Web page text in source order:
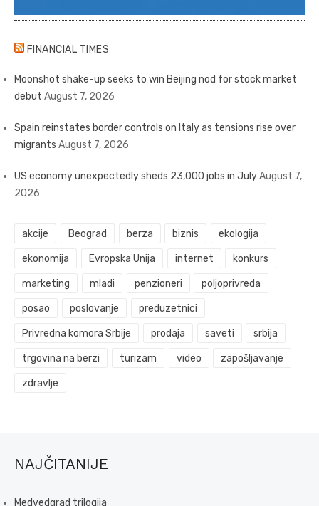
FINANCIAL TIMES
Moonshot shake-up seeks to win Beijing nod for stock market
debut August 7, 2026
Spain reinstates border controls on Italy as tensions rise over
migrants August 7, 2026
US economy unexpectedly sheds 23,000 jobs in JulyAugust 7,
2026
akcije Beograd berza biznis ekologija
ekonomija Evropska Unija internet konkurs
marketing mladi penzioneri poljoprivreda
posao poslovanje preduzetnici
Privredna komora Srbije prodaja saveti srbija
trgovina na berzi turizam video zapošljavanje
zdravlje
NAJČITANIJE
Medvedgrad trilogija